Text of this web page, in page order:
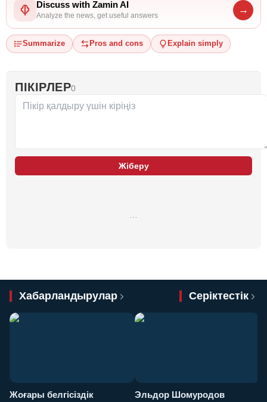
Discuss with Zamin AI
Analyze the news, get useful answers
→
Summarize Pros and cons Explain simply
ПІКІРЛЕР0
Жіберу
Хабарландырулар Серіктестік
Жоғары белгісіздік
Эльдор Шомуродов